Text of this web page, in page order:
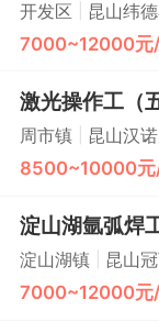
开发区 昆山纬
7000~12000元
激光操作工（
周市镇
昆山汉
8500~10000元
淀山湖氩弧焊
淀山湖镇
昆山
7000~12000元